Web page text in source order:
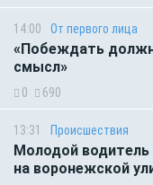
14:00 От первого лица
«Побеждать
смысл»
0 690
13:31 Происшествия
Молодой водитель
на воронежской